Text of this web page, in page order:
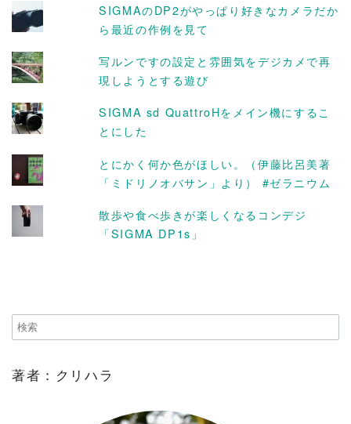
SIGMAのDP2がやっぱり好きなカメラだか
ら最近の作例を見て
写ルンですの設定と雰囲気をデジカメで再
現しようとする遊び
SIGMA sd QuattroHをメイン機にするこ
とにした
とにかく何か色がほしい。（伊藤比呂美著
「ミドリノオバサン」より） #ゼラニウム
散歩や食べ歩きが楽しくなるコンデジ
「SIGMA DP1s」
著者：クリハラ